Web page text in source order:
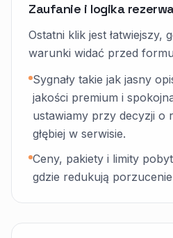
Zaufanie i logika
Ostatni klik jest łatwiejszy,
warunki widać przed
Sygnały takie jak jasny
jakości premium i
ustawiamy przy decyzji o
głębiej w serwisie.
Ceny, pakiety i limity
gdzie redukują